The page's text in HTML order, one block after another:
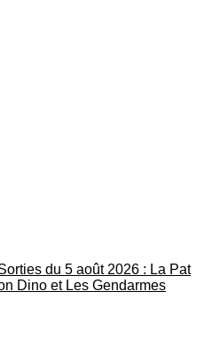
du 5 août 2026 : La Pat
Dino et Les Gendarmes